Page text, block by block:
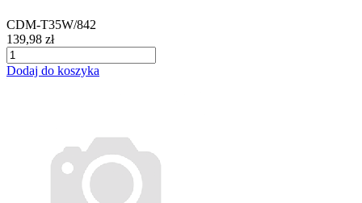
CDM-T35W/842
139,98 zł
Dodaj do koszyka